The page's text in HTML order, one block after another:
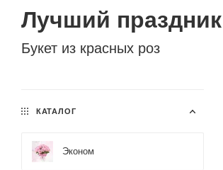
Букет из красных роз
Лучший праздник
КАТАЛОГ
Эконом